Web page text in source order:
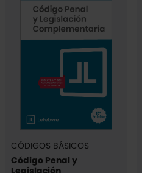
CÓDIGOS BÁSICOS
Código Penal y
Legislación